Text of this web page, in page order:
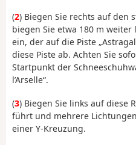
(2) Biegen Sie rechts auf den
biegen Sie etwa 180 m
ein, der auf die Piste
diese Piste ab. Achten Sie
Startpunkt der
l’Arselle“.
(3) Biegen Sie links auf diese
führt und mehrere
einer Y-Kreuzung.